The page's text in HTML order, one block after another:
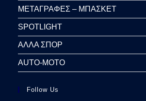
ΜΕΤΑΓΡΑΦΕΣ – ΜΠΑΣΚΕΤ
SPOTLIGHT
ΑΛΛΑ ΣΠΟΡ
AUTO-MOTO
Follow Us